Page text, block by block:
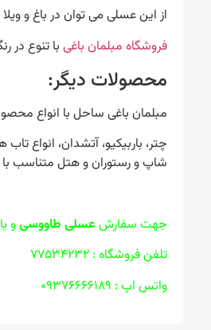
از این عسلی می توان در باغ و
فروشگاه مبلمان باغیبا تنوع در
محصولات دیگر:
مبلمان باغی ساحل با انواع
چتر، باربیکیو، آتشدان، انواع
شاپ و رستوران و هتل متناسب
جهت سفارش عسلی طاووسیو
تلفن فروشگاه : ۷۷۵۳۴۲۳۲
واتس اپ : ۰۹۳۷۶۶۶۶۱۸۹